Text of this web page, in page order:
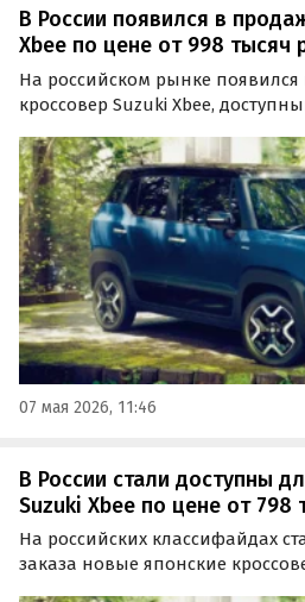
В России появился в
Xbee по цене от 998 тысяч
На российском рынке
кроссовер Suzuki Xbee,
широкие возможности
полный привод, а цены на
классифайдов…
07 мая 2026, 11:46
В России стали доступны
Suzuki Xbee по цене от 798
На российских классифайдах
заказа новые японские